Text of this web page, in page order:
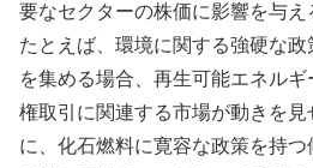
要なセクターの株価に影響を与え
たとえば、環境に関する強硬な
を集める場合、再生可能エネル
権取引に関連する市場が動きを
に、化石燃料に寛容な政策を持つ